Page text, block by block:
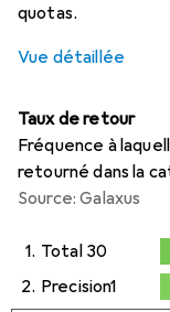
quotas.
Vue détaillée
Taux de retour
Fréquence à
retourné dans la
Source: Galaxus
1. Total 30
%
2. Precision1